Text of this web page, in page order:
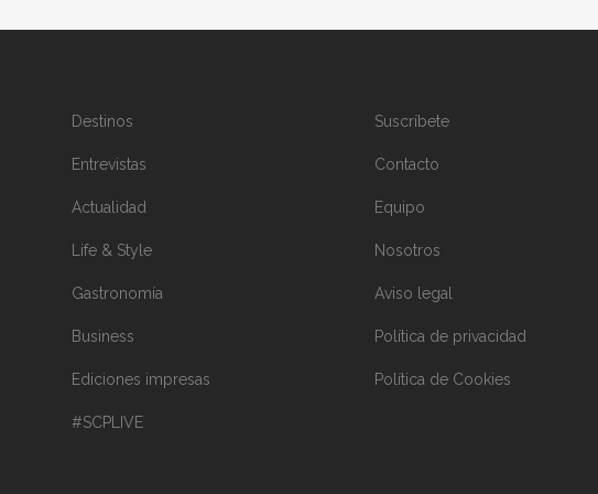
Destinos
Entrevistas
Actualidad
Life & Style
Gastronomía
Business
Ediciones impresas
#SCPLIVE
Suscríbete
Contacto
Equipo
Nosotros
Aviso legal
Política de privacidad
Política de Cookies